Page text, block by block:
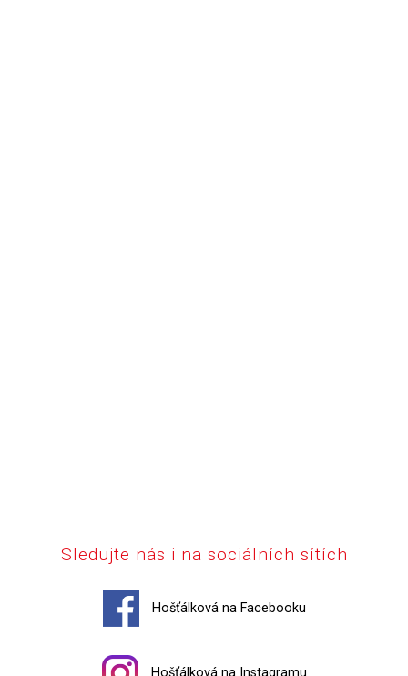
Sledujte nás i na sociálních sítích
Hošťálková na Facebooku